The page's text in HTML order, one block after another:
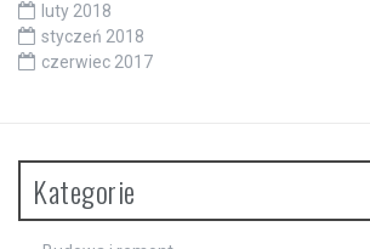
luty 2018
styczeń 2018
czerwiec 2017
Kategorie